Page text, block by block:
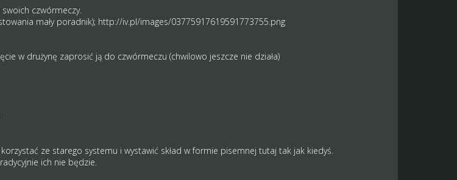
czwórmeczy.
mały poradnik); http://iv.pl/images/03775917619591773755.png
w drużynę zaprosić ją do czwórmeczu (chwilowo jeszcze nie działa)
ze starego systemu i wystawić skład w formie pisemnej tutaj tak jak kiedyś.
ich nie będzie.